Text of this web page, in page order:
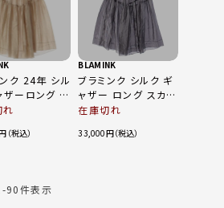
ク 24年 シル
ザーロング ス
0283 ベ
れ
BLAMINK
ブラミンク シルク ギ
ャザー ロング スカー
ト ボトムス 7924-
38
在庫切れ
33,000
-90件表示